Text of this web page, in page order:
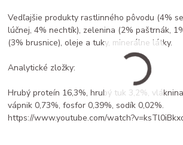
Vedľajšie produkty rastlinného pôvodu (4%
lúčnej, 4% nechtík), zelenina (2% paštrnák,
(3% brusnice), oleje a tuky, minerálne látky.
Analytické zložky:
Hrubý proteín 16,3%, hrubý tuk 3,2%,
vápnik 0,73%, fosfor 0,39%, sodík 0,02%.
https://www.youtube.com/